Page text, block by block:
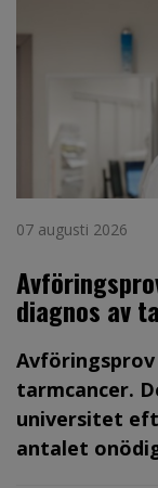
07 augusti 2026
diagnos av
tarmcancer.
universitet
antalet